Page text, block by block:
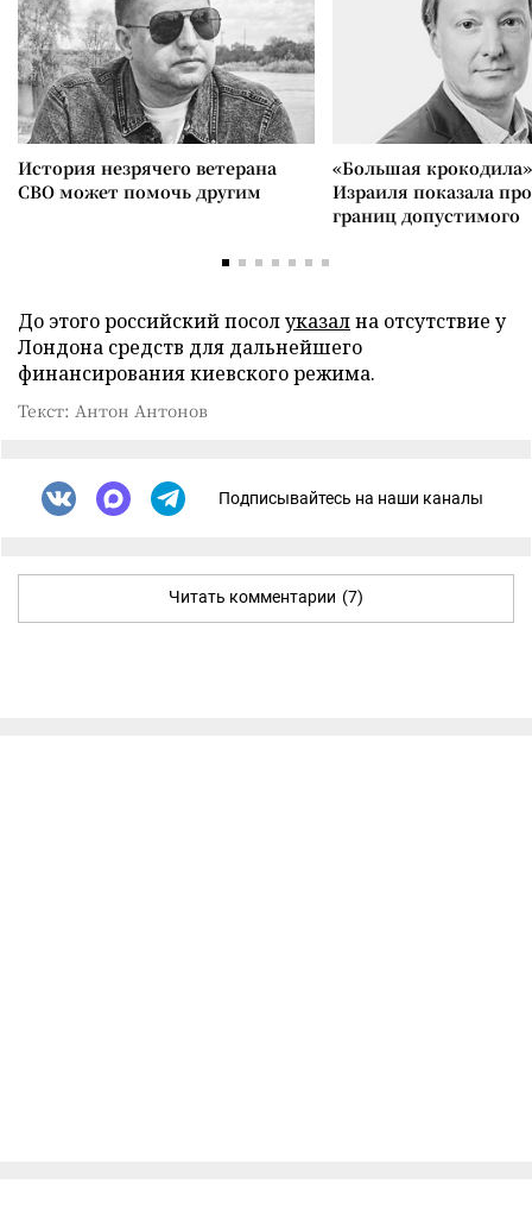
История незрячего ветерана
СВО может помочь другим
«Большая
Израиля показала
границ допустимого
До этого российский посолуказална отсутствие у
Лондона средств для дальнейшего
финансирования киевского режима.
Текст: Антон Антонов
Подписывайтесь на наши каналы
Читать комментарии (7)